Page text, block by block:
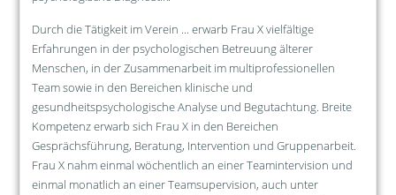
Durch die Tätigkeit im Verein ... erwarb Frau X vielfältige
Erfahrungen in der psychologischen Betreuung älterer
Menschen, in der Zusammenarbeit im multiprofessionellen
Team sowie in den Bereichen klinische und
gesundheitspsychologische Analyse und Begutachtung. Breite
Kompetenz erwarb sich Frau X in den Bereichen
Gesprächsführung, Beratung, Intervention und Gruppenarbeit.
Frau X nahm einmal wöchentlich an einer Teamintervision und
einmal monatlich an einer Teamsupervision, auch unter